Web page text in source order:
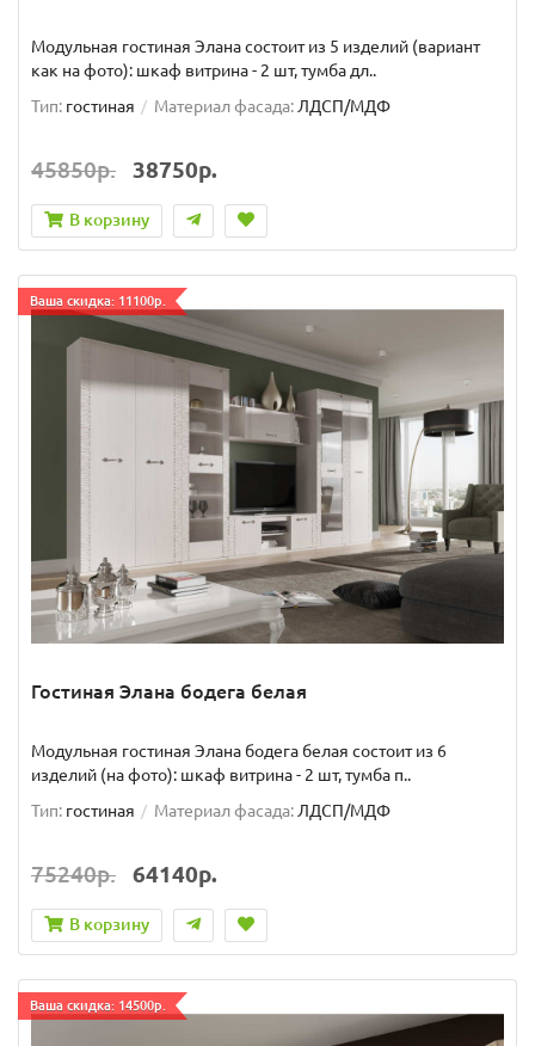
Модульная гостиная Элана состоит из 5 изделий (вариант
как на фото): шкаф витрина - 2 шт, тумба дл..
Тип: гостиная Материал фасада: ЛДСП/МДФ
45850р. 38750р.
В корзину
Ваша скидка: 11100р.
Гостиная Элана бодега белая
Модульная гостиная Элана бодега белая состоит из 6
изделий (на фото): шкаф витрина - 2 шт, тумба п..
Тип: гостиная Материал фасада: ЛДСП/МДФ
75240р. 64140р.
В корзину
Ваша скидка: 14500р.